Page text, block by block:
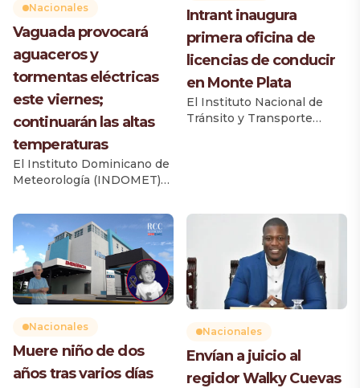
Nacionales
Vaguada provocará
aguaceros y
tormentas eléctricas
este viernes;
continuarán las altas
temperaturas
El Instituto Dominicano de
Meteorología (INDOMET)
provocará un incremento
de las lluvias durante la
tarde y primeras horas de la
noche de este viernes, con
aguaceros de diferentes
intensidades, tormentas
eléctricas y ráfagas de
viento aisladas en varias
madrugada se registran
chubascos con tronadas
Intrant inaugura
primera oficina de
licencias de conducir
en Monte Plata
El Instituto Nacional de
Tránsito y Transporte
de manera directa a 52,792
ciudadanos, según el
Informe del Parque
Vehicular 2025 de la
Dirección General de
Impuestos Internos (DGII).
El acto fue encabezado por
el director ejecutivo […]
Nacionales
Muere niño de dos
años tras varios días
Nacionales
Envían a juicio al
regidor Walky Cuevas